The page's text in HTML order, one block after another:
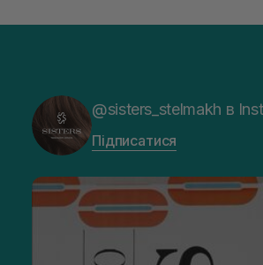
@sisters_stelmakh в
Підписатися